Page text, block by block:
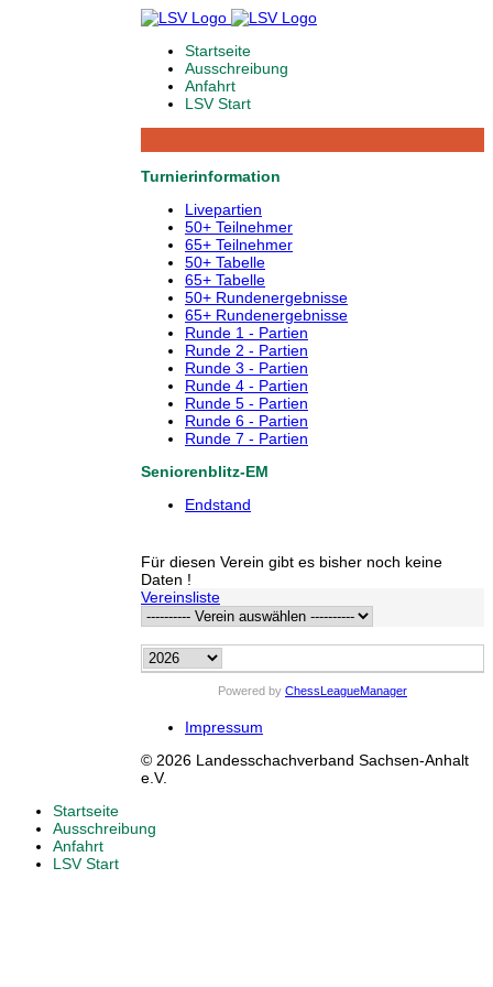
Startseite
Ausschreibung
Anfahrt
LSV Start
Turnierinformation
Livepartien
50+ Teilnehmer
65+ Teilnehmer
50+ Tabelle
65+ Tabelle
50+ Rundenergebnisse
65+ Rundenergebnisse
Runde 1 - Partien
Runde 2 - Partien
Runde 3 - Partien
Runde 4 - Partien
Runde 5 - Partien
Runde 6 - Partien
Runde 7 - Partien
Seniorenblitz-EM
Endstand
Für diesen Verein gibt es bisher noch keine
Daten !
Vereinsliste
Powered by ChessLeagueManager
Impressum
© 2026 Landesschachverband Sachsen-Anhalt
e.V.
Startseite
Ausschreibung
Anfahrt
LSV Start